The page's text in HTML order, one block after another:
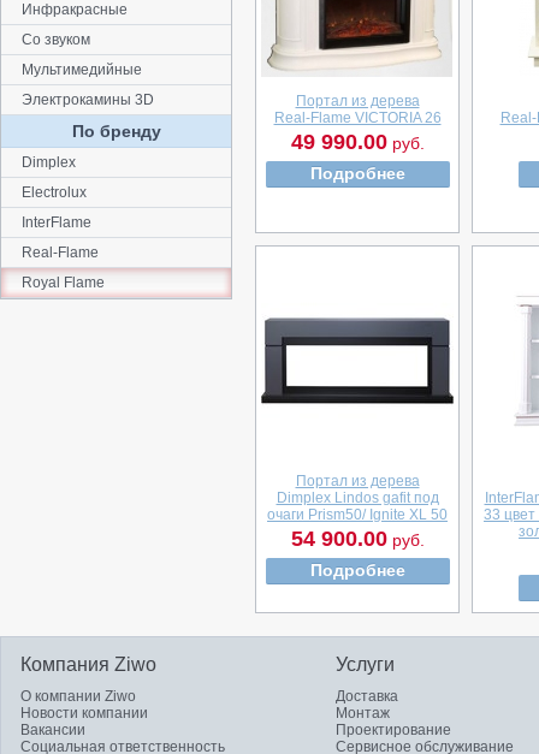
Портал из дерева
Real-Flame VICTORIA 26
49 990.00руб.
Подробнее
Портал из дерева
Dimplex Lindos gafit под
очаги Prism50/ Ignite XL 50
54 900.00руб.
Подробнее
33
Инфракрасные
Со звуком
Мультимедийные
Электрокамины 3D
По бренду
Dimplex
Electrolux
InterFlame
Real-Flame
Royal Flame
Компания Ziwo
О компании Ziwo
Новости компании
Вакансии
Социальная ответственность
Услуги
Доставка
Монтаж
Проектирование
Сервисное обслуживание